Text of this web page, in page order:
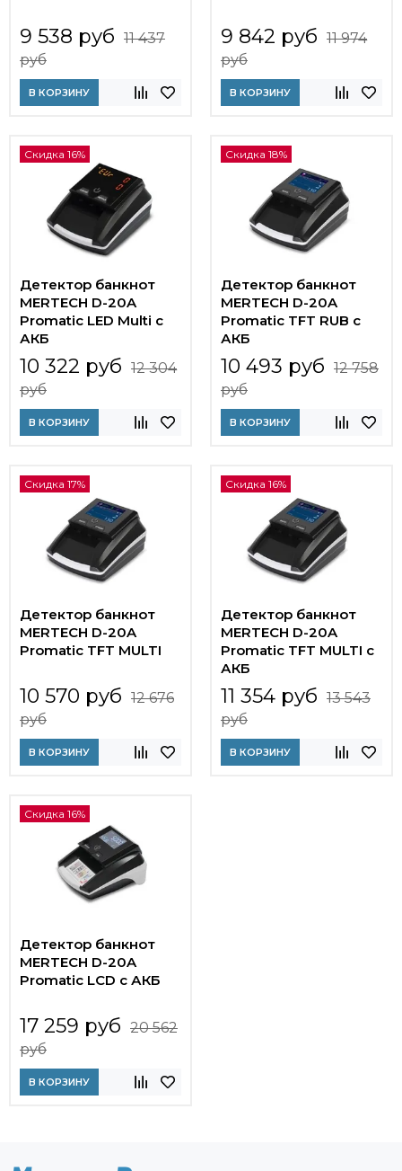
9 538 руб 11 437
руб
В КОРЗИНУ
9 842 руб 11 974
руб
В КОРЗИНУ
Скидка 16%
Детектор банкнот
MERTECH D-20A
Promatic LED Multi c
АКБ
10 322 руб 12 304
руб
В КОРЗИНУ
Скидка 18%
Детектор банкнот
MERTECH D-20A
Promatic TFT RUB с
АКБ
10 493 руб 12 758
руб
В КОРЗИНУ
Скидка 17%
Детектор банкнот
MERTECH D-20A
Promatic TFT MULTI
10 570 руб 12 676
руб
В КОРЗИНУ
Скидка 16%
Детектор банкнот
MERTECH D-20A
Promatic TFT MULTI с
АКБ
11 354 руб 13 543
руб
В КОРЗИНУ
Скидка 16%
Детектор банкнот
MERTECH D-20A
Promatic LCD c АКБ
17 259 руб 20 562
руб
В КОРЗИНУ